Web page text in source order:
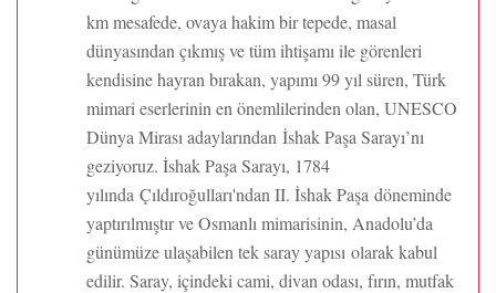
km mesafede, ovaya hakim bir tepede, masal
dünyasından çıkmış ve tüm ihtişamı ile görenleri
kendisine hayran bırakan, yapımı 99 yıl süren, Türk
mimari eserlerinin en önemlilerinden olan, UNESCO
Dünya Mirası adaylarından İshak Paşa Sarayı’nı
geziyoruz. İshak Paşa Sarayı, 1784
yılında Çıldıroğulları'ndan II. İshak Paşa döneminde
yaptırılmıştır ve Osmanlı mimarisinin, Anadolu’da
günümüze ulaşabilen tek saray yapısı olarak kabul
edilir. Saray, içindeki cami, divan odası, fırın, mutfak